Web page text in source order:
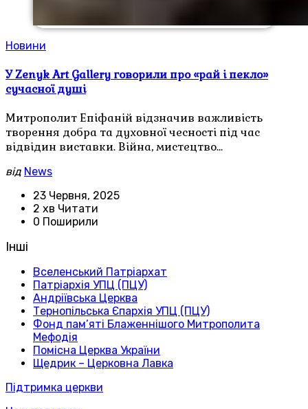
Новини
У Zenyk Art Gallery говорили про «рай і пекло»
сучасної душі
Митрополит Епіфаній відзначив важливість
творення добра та духовної чесності під час
відвідин виставки. Війна, мистецтво…
від News
23 Червня, 2025
2 хв Читати
0 Поширили
Інші
Вселенський Патріархат
Патріархія УПЦ (ПЦУ)
Андріївська Церква
Тернопільська Єпархія УПЦ (ПЦУ)
Фонд пам’яті Блаженнішого Митрополита
Мефодія
Помісна Церква України
Щедрик – Церковна Лавка
Підтримка церкви